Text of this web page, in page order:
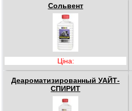
Сольвент
Ціна:
Деароматизированный УАЙТ-
СПИРИТ